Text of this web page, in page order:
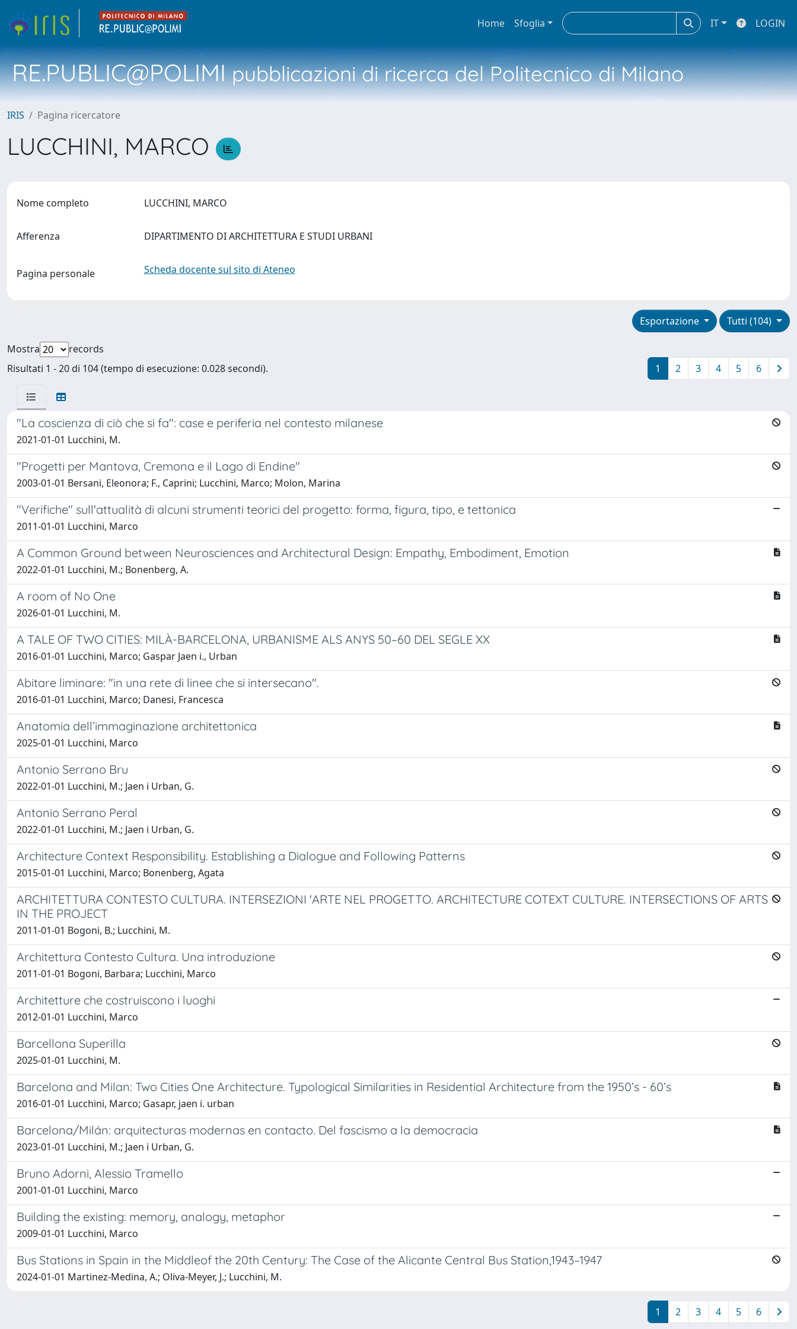
Home Sfoglia IT LOGIN
RE.PUBLIC@POLIMIpubblicazioni di ricerca del Politecnico di Milano
IRIS Pagina ricercatore
LUCCHINI, MARCO
Nome completo LUCCHINI, MARCO
Afferenza DIPARTIMENTO DI ARCHITETTURA E STUDI URBANI
Pagina personale Scheda docente sul sito di Ateneo
Tutti (104)
Esportazione
Mostra
records
Risultati 1 - 20 di 104 (tempo di esecuzione: 0.028 secondi).
1 2 3 4 5 6
"La coscienza di ciò che si fa": case e periferia nel contesto milanese
2021-01-01 Lucchini, M.
"Progetti per Mantova, Cremona e il Lago di Endine"
2003-01-01 Bersani, Eleonora; F., Caprini; Lucchini, Marco; Molon, Marina
"Verifiche" sull'attualità di alcuni strumenti teorici del progetto: forma, figura, tipo, e tettonica
2011-01-01 Lucchini, Marco
A Common Ground between Neurosciences and Architectural Design: Empathy, Embodiment, Emotion
2022-01-01 Lucchini, M.; Bonenberg, A.
A room of No One
2026-01-01 Lucchini, M.
A TALE OF TWO CITIES: MILÀ-BARCELONA, URBANISME ALS ANYS 50–60 DEL SEGLE XX
2016-01-01 Lucchini, Marco; Gaspar Jaen i., Urban
Abitare liminare: "in una rete di linee che si intersecano".
2016-01-01 Lucchini, Marco; Danesi, Francesca
Anatomia dell’immaginazione architettonica
2025-01-01 Lucchini, Marco
Antonio Serrano Bru
2022-01-01 Lucchini, M.; Jaen i Urban, G.
Antonio Serrano Peral
2022-01-01 Lucchini, M.; Jaen i Urban, G.
Architecture Context Responsibility. Establishing a Dialogue and Following Patterns
2015-01-01 Lucchini, Marco; Bonenberg, Agata
ARCHITETTURA CONTESTO CULTURA. INTERSEZIONI 'ARTE NEL PROGETTO. ARCHITECTURE COTEXT CULTURE. INTERSECTIONS OF ARTS
IN THE PROJECT
2011-01-01 Bogoni, B.; Lucchini, M.
Architettura Contesto Cultura. Una introduzione
2011-01-01 Bogoni, Barbara; Lucchini, Marco
Architetture che costruiscono i luoghi
2012-01-01 Lucchini, Marco
Barcellona Superilla
2025-01-01 Lucchini, M.
Barcelona and Milan: Two Cities One Architecture. Typological Similarities in Residential Architecture from the 1950’s - 60’s
2016-01-01 Lucchini, Marco; Gasapr, jaen i. urban
Barcelona/Milán: arquitecturas modernas en contacto. Del fascismo a la democracia
2023-01-01 Lucchini, M.; Jaen i Urban, G.
Bruno Adorni, Alessio Tramello
2001-01-01 Lucchini, Marco
Building the existing: memory, analogy, metaphor
2009-01-01 Lucchini, Marco
Bus Stations in Spain in the Middleof the 20th Century: The Case of the Alicante Central Bus Station,1943–1947
2024-01-01 Martinez-Medina, A.; Oliva-Meyer, J.; Lucchini, M.
1 2 3 4 5 6